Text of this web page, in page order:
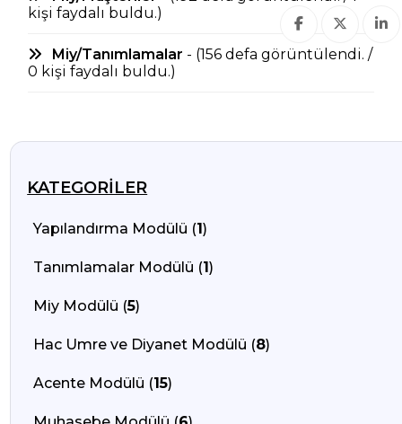
kişi faydalı buldu.)
Miy/Tanımlamalar - (156 defa görüntülendi. /
0 kişi faydalı buldu.)
KATEGORILER
Yapılandırma Modülü (1)
Tanımlamalar Modülü (1)
Miy Modülü (5)
Hac Umre ve Diyanet Modülü (8)
Acente Modülü (15)